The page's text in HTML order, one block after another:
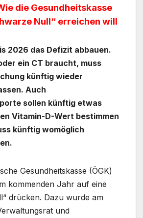
die Gesundheitskasse
Null“ erreichen will
2026 das Defizit abbauen.
ein CT braucht, muss
künftig wieder
Auch
sollen künftig etwas
Vitamin-D-Wert bestimmen
künftig womöglich
Gesundheitskasse (ÖGK)
kommenden Jahr auf eine
drücken. Dazu wurde am
und